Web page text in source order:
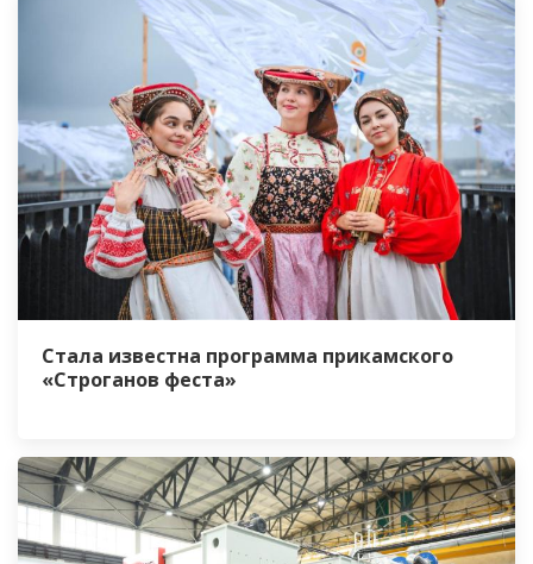
Стала известна программа прикамского
«Строганов феста»